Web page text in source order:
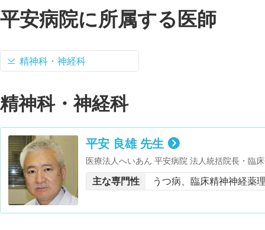
平安病院に所属する医師
精神科・神経科
精神科・神経科
平安 良雄 先生
医療法人へいあん 平安病院 法人統括院長・臨床研
授・医学博士 取得・精神保健指定医 取得・日
医・日本臨床精神神経薬理学会 臨床精神神経
主な専門性 うつ病、臨床精神神経薬